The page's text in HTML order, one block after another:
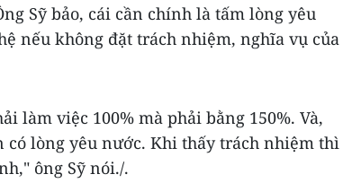
Sỹ bảo, cái cần chính là tấm lòng yêu
nếu không đặt trách nhiệm, nghĩa vụ của
làm việc 100% mà phải bằng 150%. Và,
lòng yêu nước. Khi thấy trách nhiệm thì
ông Sỹ nói./.